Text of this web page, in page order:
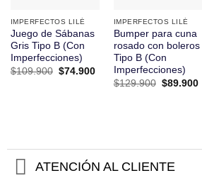
IMPERFECTOS LILÉ
Juego de Sábanas
Gris Tipo B (Con
Imperfecciones)
$109.900 El
$74.900El
precio
actual
IMPERFECTOS LILÉ
Bumper para cuna
rosado con boleros
Tipo B (Con
Imperfecciones)
$129.900 El
$89.900El
ATENCIÓN AL CLIENTE